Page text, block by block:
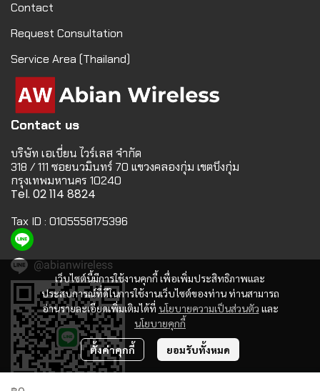
เว็บไซต์นี้มีการใช้งานคุกกี้ เพื่อเพิ่มประสิทธิภาพและ
ประสบการณ์ที่ดีในการใช้งานเว็บไซต์ของท่าน ท่านสามารถ
อ่านรายละเอียดเพิ่มเติมได้ที่ นโยบายความเป็นส่วนตัว และ
นโยบายคุกกี้
ตั้งค่าคุกกี้ ยอมรับทั้งหมด
Contact
Request Consultation
Service Area (Thailand)
Contact us
บริษัท เอเบี่ยน ไวร์เลส จำกัด
318 / 111 ซอยนวมินทร์ 70 แขวงคลองกุ่ม เขตบึงกุ่ม
กรุงเทพมหานคร 10240
Tel. 02 114 8824
Tax ID : 0105558175396
@abianwireless